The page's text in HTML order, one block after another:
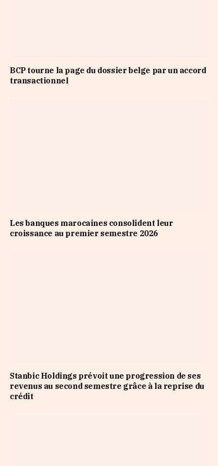
BCP tourne la page du dossier belge par un accord
transactionnel
Les banques marocaines consolident leur
croissance au premier semestre 2026
Stanbic Holdings prévoit une progression de ses
revenus au second semestre grâce à la reprise du
crédit